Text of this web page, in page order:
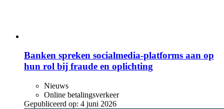
Banken spreken socialmedia-platforms aan op
hun rol bij fraude en oplichting
Nieuws
Online betalingsverkeer
Gepubliceerd op: 4 juni 2026